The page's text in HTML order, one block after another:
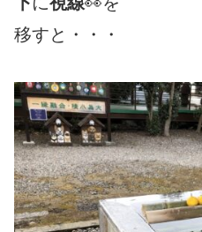
移すと・・・